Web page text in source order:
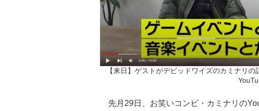
【来日】ゲストがデビッドワイズのカミナリ
先月29日、お笑いコンビ・カミナリの